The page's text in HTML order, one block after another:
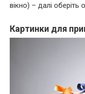
вікно) – далі оберіть
Картинки для